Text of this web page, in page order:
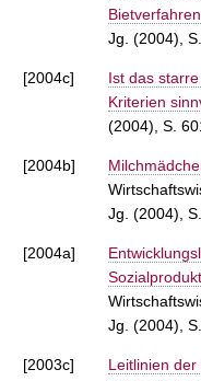
Bietverfahren
Jg. (2004),
[2004c]
Ist das
Kriterien
(2004), S.
[2004b]
Jg. (2004),
[2004a]
Jg. (2004),
[2003c]
Leitlinien